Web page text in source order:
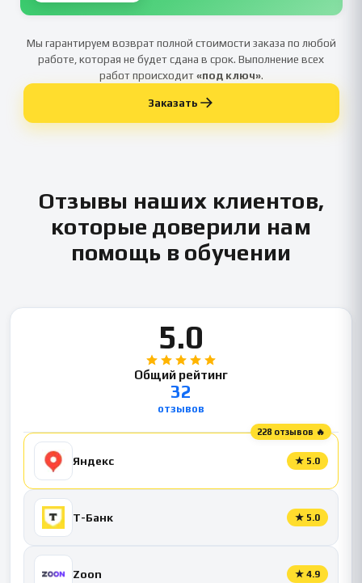
Мы гарантируем возврат полной стоимости заказа по любой
работе, которая не будет сдана в срок. Выполнение всех
работ происходит«под ключ».
Заказать
Отзывы наших клиентов,
которые доверили нам
помощь в обучении
5.0
Общий рейтинг
32
отзывов
228 отзывов 🔥
Яндекс ★ 5.0
Т-Банк ★ 5.0
Zoon ★ 4.9